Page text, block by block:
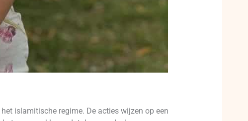
islamitische regime. De acties wijzen op een